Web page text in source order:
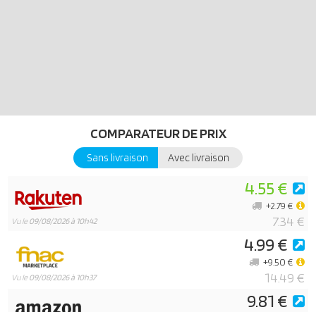
COMPARATEUR DE PRIX
Sans livraison Avec livraison
Vu le09/08/2026 à 10h42
4.55 €
7.34 €
+2.79 €
Vu le09/08/2026 à 10h37
4.99 €
14.49 €
+9.50 €
9.81 €